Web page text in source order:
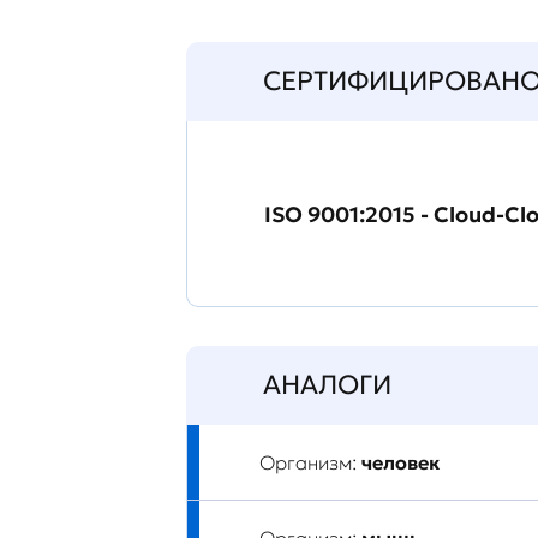
ISO 9001:2015 - Cloud-
АНАЛОГИ
Организм: человек